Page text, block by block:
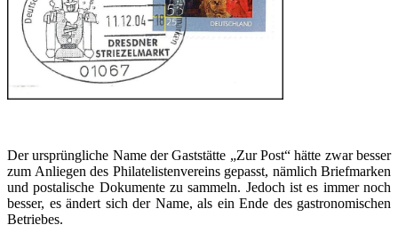
Der ursprüngliche Name der Gaststätte „Zur Post“ hätte zwar besser
zum Anliegen des Philatelistenvereins gepasst, nämlich Briefmarken
und postalische Dokumente zu sammeln. Jedoch ist es immer noch
besser, es ändert sich der Name, als ein Ende des gastronomischen
Betriebes.